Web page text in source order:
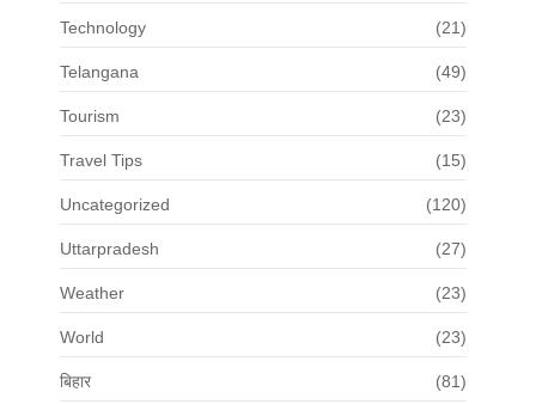
Technology (21)
Telangana (49)
Tourism (23)
Travel Tips (15)
Uncategorized (120)
Uttarpradesh (27)
Weather (23)
World (23)
बिहार (81)